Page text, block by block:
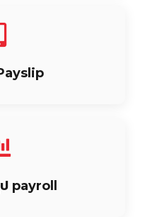
payroll